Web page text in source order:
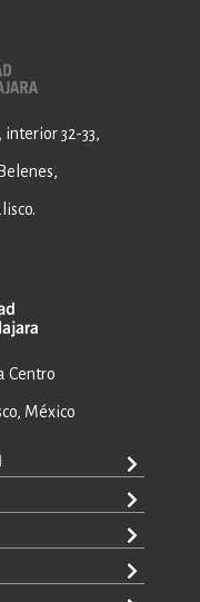
interior 32-33,
Centro
México